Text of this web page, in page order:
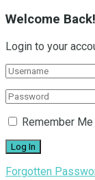
Welcome Back!
Login to your
Remember Me
Forgotten